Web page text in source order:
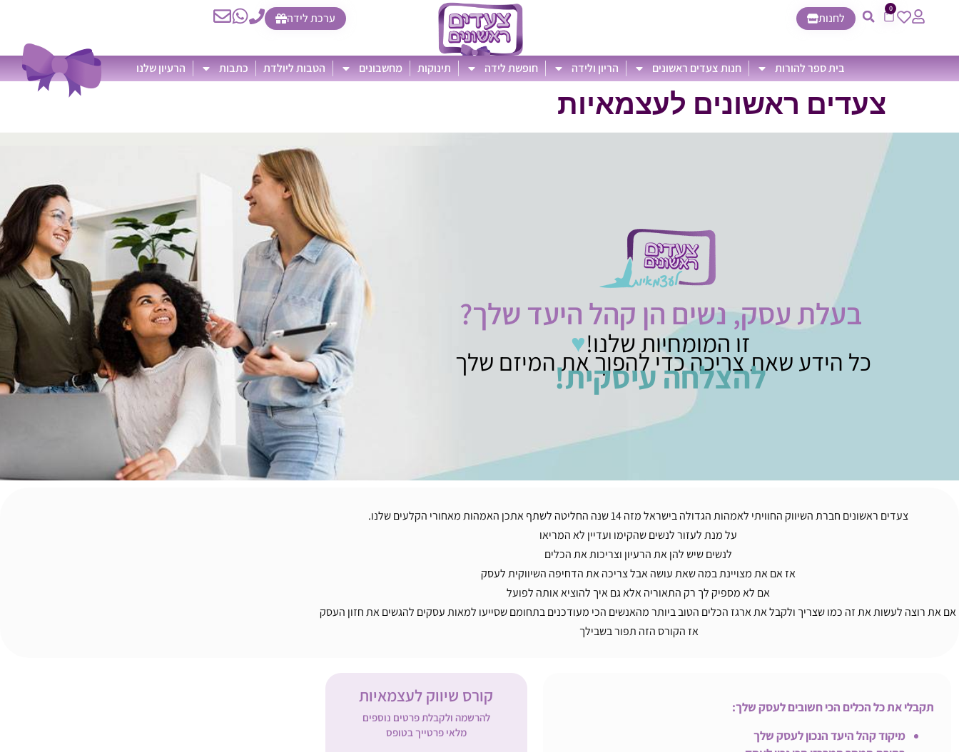
0
לחנות ערכת לידה
בית ספר להורות חנות צעדים ראשונים הריון ולידה חופשת לידה תינוקות מחשבונים הטבות ליולדת כתבות הרעיון שלנו
צעדים ראשונים לעצמאיות
בעלת עסק, נשים הן קהל היעד שלך?
זו המומחיות שלנו!♥
כל הידע שאת צריכה כדי להפוך את המיזם שלך
להצלחה עיסקית!
צעדים ראשונים חברת השיווק החוויתי לאמהות הגדולה בישראל מזה 14 שנה החליטה לשתף אתכן האמהות מאחורי הקלעים שלנו.
על מנת לעזור לנשים שהקימו ועדיין לא המריאו
לנשים שיש להן את הרעיון וצריכות את הכלים
אז אם את מצויינת במה שאת עושה אבל צריכה את הדחיפה השיווקית לעסק
אם לא מספיק לך רק התאוריה אלא גם איך להוציא אותה לפועל
אם את רוצה לעשות את זה כמו שצריך ולקבל את ארגז הכלים הטוב ביותר מהאנשים הכי מעודכנים בתחומם שסייעו למאות עסקים להגשים את חזון העסק
אז הקורס הזה תפור בשבילך
תקבלי את כל הכלים הכי חשובים לעסק שלך:
מיקוד קהל היעד הנכון לעסק שלך
קורס שיווק לעצמאיות
להרשמה ולקבלת פרטים נוספים
מלאי פרטייך בטופס